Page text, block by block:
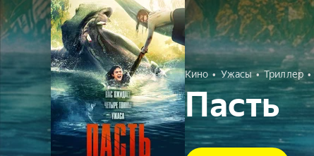
Кино Ужасы Триллер
Пасть